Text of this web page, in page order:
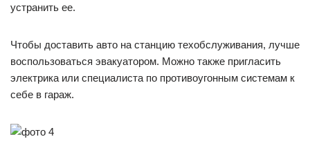
устранить ее.
Чтобы доставить авто на станцию техобслуживания, лучше
воспользоваться эвакуатором. Можно также пригласить
электрика или специалиста по противоугонным системам к
себе в гараж.